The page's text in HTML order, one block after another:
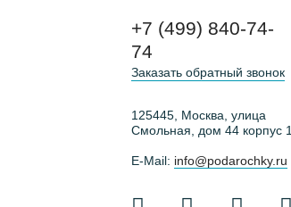
+7 (499) 840-74-
74
Заказать обратный звонок
125445, Москва, улица
Смольная, дом 44 корпус 1
E-Mail: info@podarochky.ru